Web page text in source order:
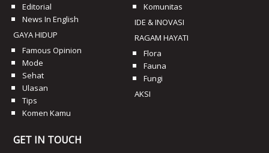
Editorial
News In English
GAYA HIDUP
Famous Opinion
Mode
Sehat
Ulasan
Tips
Komen Kamu
Komunitas
IDE & INOVASI
RAGAM HAYATI
Flora
Fauna
Fungi
AKSI
GET IN TOUCH